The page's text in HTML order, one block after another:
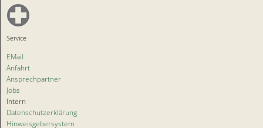
Service
EMail
Anfahrt
Ansprechpartner
Jobs
Intern
Datenschutz­erklärung
Hinweis­gebersystem